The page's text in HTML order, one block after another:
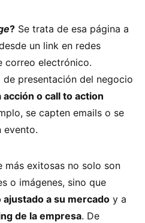
? Se trata de esa página a
un link en redes
correo electrónico.
presentación del negocio
acción o call to action
se capten emails o se
evento.
más exitosas no solo son
o imágenes, sino que
a su mercado y a
de la empresa. De